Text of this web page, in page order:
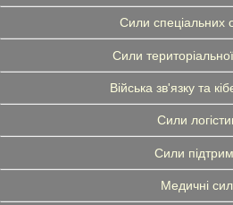
Сили спеціальних
Сили
Війська зв'язку та
Сили
Сили
Медичні